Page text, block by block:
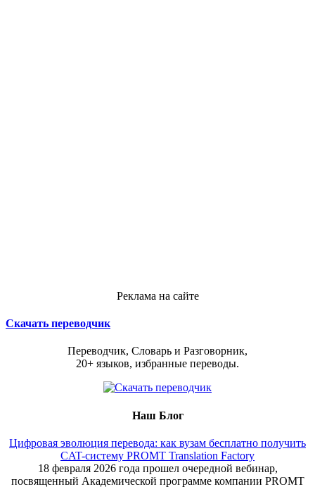
Реклама на сайте
Скачать переводчик
Переводчик, Словарь и Разговорник,
20+ языков, избранные переводы.
Наш Блог
Цифровая эволюция перевода: как вузам бесплатно получить
CAT-систему PROMT Translation Factory
18 февраля 2026 года прошел очередной вебинар,
посвященный Академической программе компании PROMT